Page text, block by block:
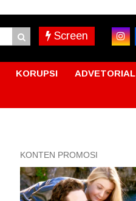
Screen
KORUPSI ADVETORIAL